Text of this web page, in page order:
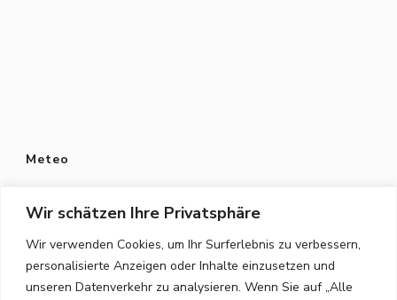
Wir schätzen Ihre Privatsphäre
Wir verwenden Cookies, um Ihr Surferlebnis zu verbessern,
personalisierte Anzeigen oder Inhalte einzusetzen und
unseren Datenverkehr zu analysieren. Wenn Sie auf „Alle
Meteo
Datenschutz